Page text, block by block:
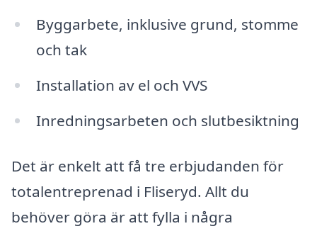
Byggarbete, inklusive grund, stomme
och tak
Installation av el och VVS
Inredningsarbeten och slutbesiktning
Det är enkelt att få tre erbjudanden för
totalentreprenad i Fliseryd. Allt du
behöver göra är att fylla i några